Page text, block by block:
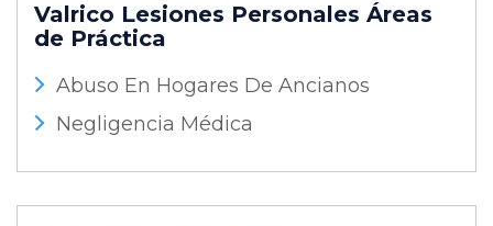
Valrico Lesiones Personales Áreas
de Práctica
Abuso En Hogares De Ancianos
Negligencia Médica